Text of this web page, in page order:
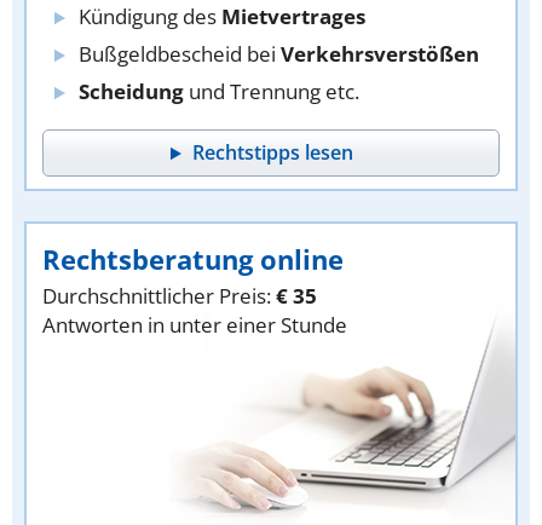
Kündigung des Mietvertrages
Bußgeldbescheid bei Verkehrsverstößen
Scheidung und Trennung etc.
Rechtstipps lesen
Rechtsberatung online
Durchschnittlicher Preis:€ 35
Antworten in unter einer Stunde